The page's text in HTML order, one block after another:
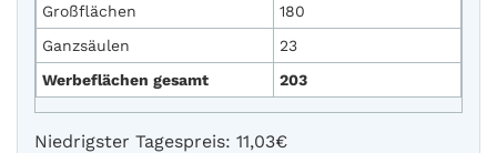
Großflächen
180
Ganzsäulen
23
Werbeflächen gesamt
203
Niedrigster Tagespreis: 11,03€